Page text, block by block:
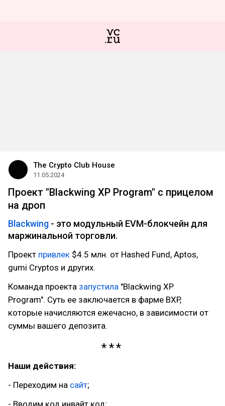
The Crypto Club House
11.05.2024
Проект "Blackwing XP Program" с прицелом
на дроп
Blackwing - это модульный EVM-блокчейн для
маржинальной торговли.
Проект привлек $4.5 млн. от Hashed Fund, Aptos,
gumi Cryptos и других.
Команда проекта запустила "Blackwing XP
Program". Суть ее заключается в фарме BXP,
которые начисляются ежечасно, в зависимости от
суммы вашего депозита.
Наши действия:
- Переходим на сайт;
- Вводим код инвайт код;